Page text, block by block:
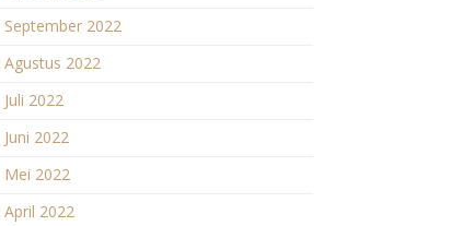
September 2022
Agustus 2022
Juli 2022
Juni 2022
Mei 2022
April 2022